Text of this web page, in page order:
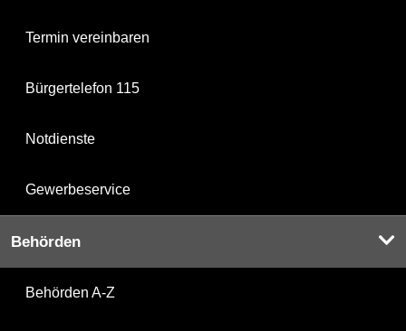
Termin vereinbaren
Bürgertelefon 115
Notdienste
Gewerbeservice
Behörden
Behörden A-Z